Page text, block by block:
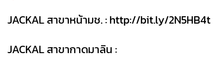
JACKAL สาขาหน้ามช. :http://bit.ly/2N5HB4t
JACKAL สาขากาดมาลิน :